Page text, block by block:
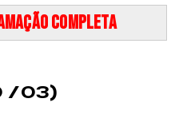
completa
/03)